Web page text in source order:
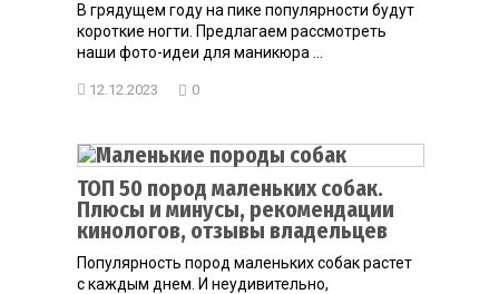
В грядущем году на пике популярности будут
короткие ногти. Предлагаем рассмотреть
наши фото-идеи для маникюра ...
12.12.2023 0
ТОП 50 пород маленьких собак.
Плюсы и минусы, рекомендации
кинологов, отзывы владельцев
Популярность пород маленьких собак растет
с каждым днем. И неудивительно,